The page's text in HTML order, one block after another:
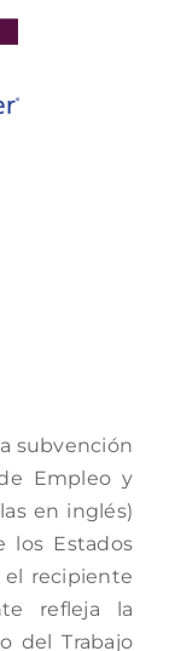
subvención
Empleo y
en inglés)
los Estados
el recipiente
refleja la
del Trabajo